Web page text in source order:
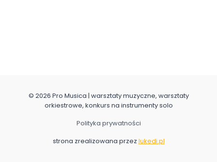
© 2026 Pro Musica | warsztaty muzyczne, warsztaty
orkiestrowe, konkurs na instrumenty solo
Polityka prywatności
strona zrealizowana przez lukedi.pl